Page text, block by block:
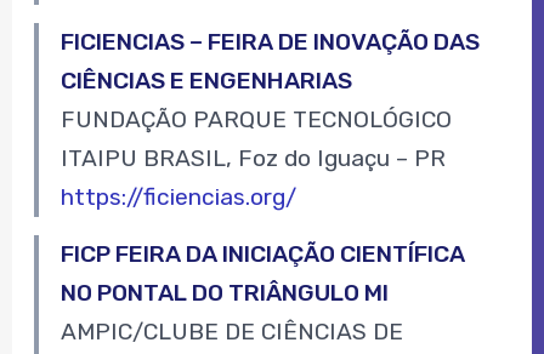
FICIENCIAS – FEIRA DE INOVAÇÃO DAS
CIÊNCIAS E ENGENHARIAS
FUNDAÇÃO PARQUE TECNOLÓGICO
ITAIPU BRASIL, Foz do Iguaçu – PR
https://ficiencias.org/
FICP FEIRA DA INICIAÇÃO CIENTÍFICA
NO PONTAL DO TRIÂNGULO MI
AMPIC/CLUBE DE CIÊNCIAS DE